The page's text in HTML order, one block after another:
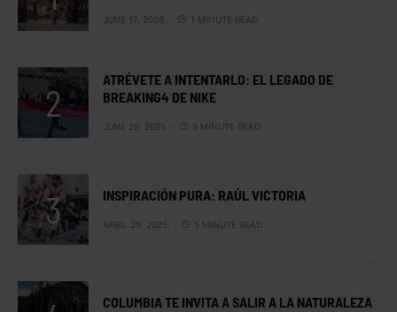
JUNE 17, 2026 1 MINUTE READ
ATRÉVETE A INTENTARLO: EL LEGADO DE
BREAKING4 DE NIKE
JUNE 29, 2025 9 MINUTE READ
INSPIRACIÓN PURA: RAÚL VICTORIA
APRIL 29, 2025 5 MINUTE READ
COLUMBIA TE INVITA A SALIR A LA NATURALEZA